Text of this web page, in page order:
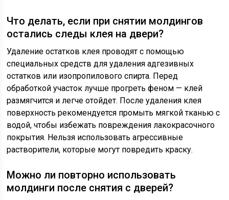
Что делать, если при снятии молдингов
остались следы клея на двери?
Удаление остатков клея проводят с помощью
специальных средств для удаления адгезивных
остатков или изопропилового спирта. Перед
обработкой участок лучше прогреть феном — клей
размягчится и легче отойдет. После удаления клея
поверхность рекомендуется промыть мягкой тканью с
водой, чтобы избежать повреждения лакокрасочного
покрытия. Нельзя использовать агрессивные
растворители, которые могут повредить краску.
Можно ли повторно использовать
молдинги после снятия с дверей?